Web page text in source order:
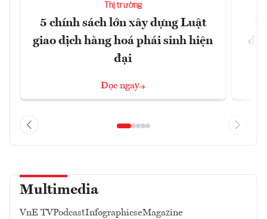
Thị trường
5 chính sách lớn xây dựng Luật
giao dịch hàng hoá phái sinh hiện
đại
Đọc ngay
Multimedia
VnE TVPodcastInfographicseMagazine